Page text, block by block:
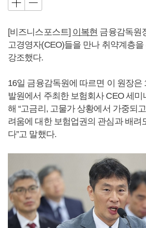
[비즈니스포스트] 이복현 금융감독원
고경영자(CEO)들을 만나 취약계층
강조했다.
16일 금융감독원에 따르면 이 원장은
발원에서 주최한 보험회사 CEO 세미
해 “고금리, 고물가 상황에서 가중되
려움에 대한 보험업권의 관심과 배려
다”고 말했다.